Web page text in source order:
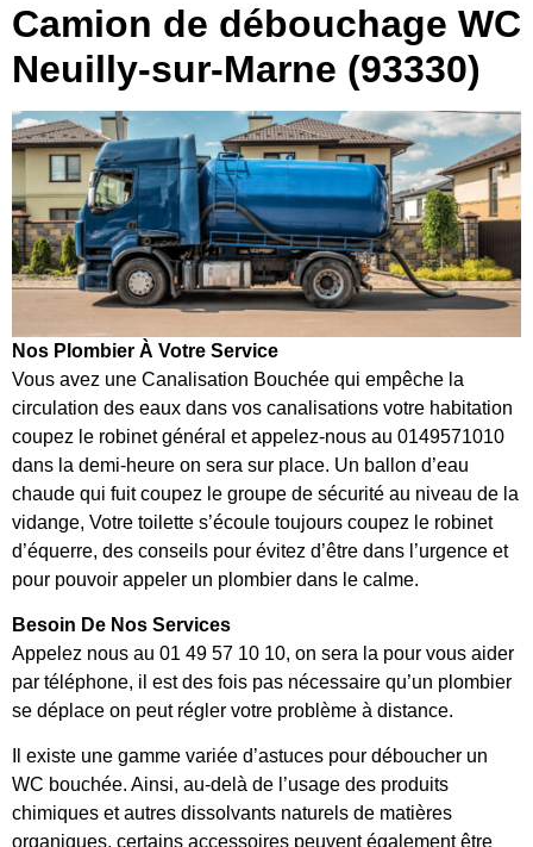
Camion de débouchage WC
Neuilly-sur-Marne (93330)
Nos Plombier À Votre Service
Vous avez une Canalisation Bouchée qui empêche la
circulation des eaux dans vos canalisations votre habitation
coupez le robinet général et appelez-nous au 0149571010
dans la demi-heure on sera sur place. Un ballon d’eau
chaude qui fuit coupez le groupe de sécurité au niveau de la
vidange, Votre toilette s’écoule toujours coupez le robinet
d’équerre, des conseils pour évitez d’être dans l’urgence et
pour pouvoir appeler un plombier dans le calme.
Besoin De Nos Services
Appelez nous au 01 49 57 10 10, on sera la pour vous aider
par téléphone, il est des fois pas nécessaire qu’un plombier
se déplace on peut régler votre problème à distance.
Il existe une gamme variée d’astuces pour déboucher un
WC bouchée. Ainsi, au-delà de l’usage des produits
chimiques et autres dissolvants naturels de matières
organiques, certains accessoires peuvent également être